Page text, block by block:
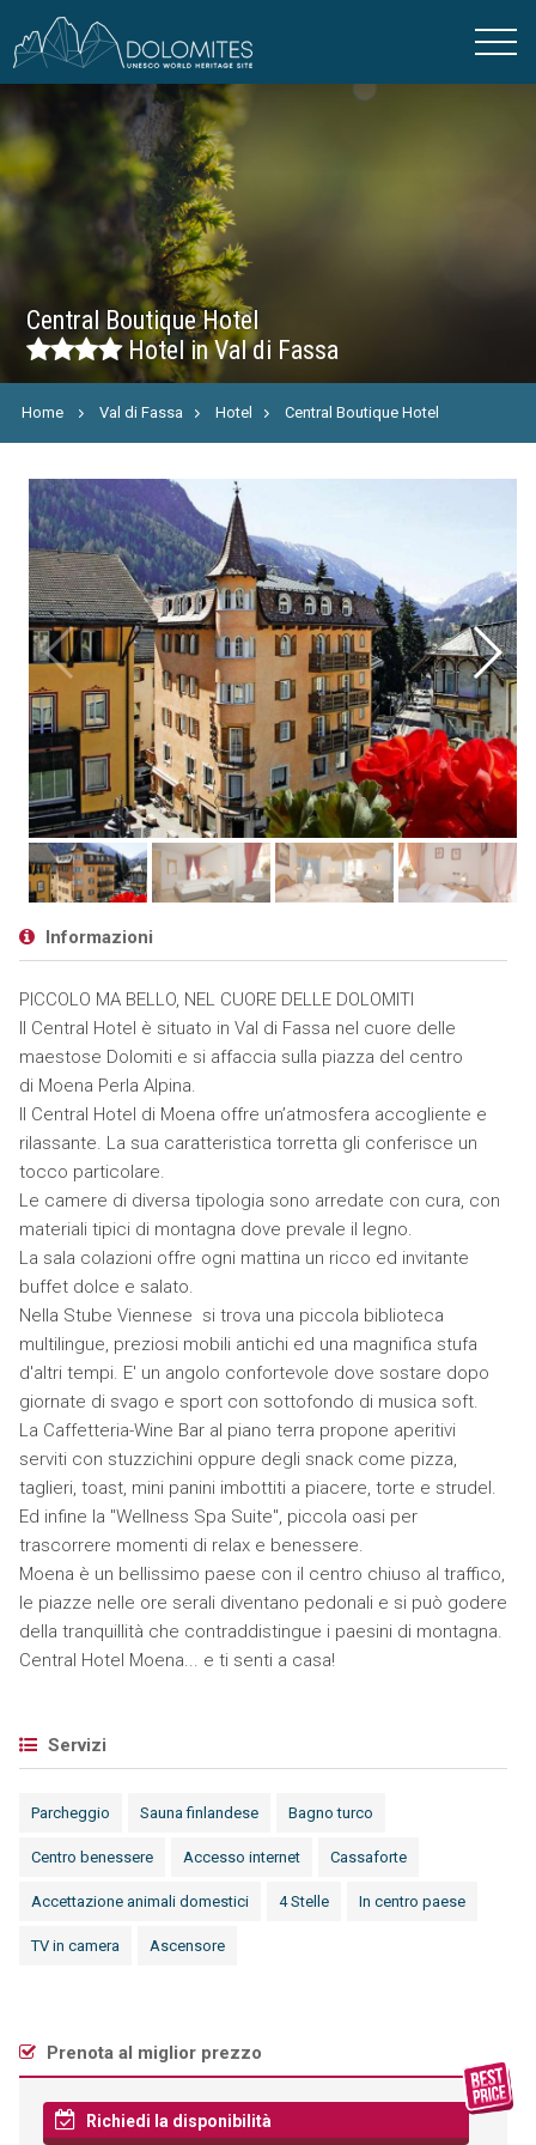
Central Boutique Hotel
Hotel in Val di Fassa
Home Val di Fassa Hotel Central Boutique Hotel
Informazioni
PICCOLO MA BELLO, NEL CUORE DELLE DOLOMITI
Il Central Hotel è situato in Val di Fassa nel cuore delle
maestose Dolomiti e si affaccia sulla piazza del centro
di Moena Perla Alpina.
Il Central Hotel di Moena offre un’atmosfera accogliente e
rilassante. La sua caratteristica torretta gli conferisce un
tocco particolare.
Le camere di diversa tipologia sono arredate con cura, con
materiali tipici di montagna dove prevale il legno.
La sala colazioni offre ogni mattina un ricco ed invitante
buffet dolce e salato.
Nella Stube Viennese si trova una piccola biblioteca
multilingue, preziosi mobili antichi ed una magnifica stufa
d'altri tempi. E' un angolo confortevole dove sostare dopo
giornate di svago e sport con sottofondo di musica soft.
La Caffetteria-Wine Bar al piano terra propone aperitivi
serviti con stuzzichini oppure degli snack come pizza,
taglieri, toast, mini panini imbottiti a piacere, torte e strudel.
Ed infine la "Wellness Spa Suite", piccola oasi per
trascorrere momenti di relax e benessere.
Moena è un bellissimo paese con il centro chiuso al traffico,
le piazze nelle ore serali diventano pedonali e si può godere
della tranquillità che contraddistingue i paesini di montagna.
Central Hotel Moena... e ti senti a casa!
Servizi
Parcheggio Sauna finlandese Bagno turco
Centro benessere Accesso internet Cassaforte
Accettazione animali domestici 4 Stelle In centro paese
TV in camera Ascensore
Prenota al miglior prezzo
Richiedi la disponibilità